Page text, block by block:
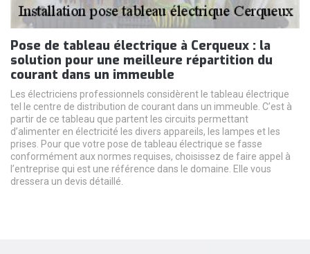
Pose de tableau électrique à Cerqueux : la
solution pour une meilleure répartition du
courant dans un immeuble
Les électriciens professionnels considèrent le tableau électrique
tel le centre de distribution de courant dans un immeuble. C’est à
partir de ce tableau que partent les circuits permettant
d’alimenter en électricité les divers appareils, les lampes et les
prises. Pour que votre pose de tableau électrique se fasse
conformément aux normes requises, choisissez de faire appel à
l’entreprise qui est une référence dans le domaine. Elle vous
dressera un devis détaillé.